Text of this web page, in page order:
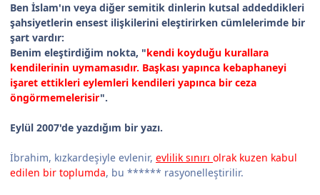
Ben İslam'ın veya diğer semitik dinlerin kutsal addeddikleri
şahsiyetlerin ensest ilişkilerini eleştirirken cümlelerimde bir
şart vardır:
Benim eleştirdiğim nokta, "kendi koyduğu kurallara
kendilerinin uymamasıdır. Başkası yapınca kebaphaneyi
işaret ettikleri eylemleri kendileri yapınca bir ceza
öngörmemelerisir".
Eylül 2007'de yazdığım bir yazı.
İbrahim, kızkardeşiyle evlenir, evlilik sınırı olrak kuzen kabul
edilen bir toplumda, bu ****** rasyonelleştirilir.